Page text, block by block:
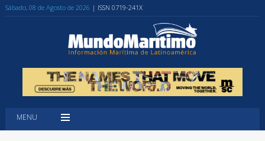
Sábado, 08 de Agosto de 2026 | ISSN 0719-241X
MENU